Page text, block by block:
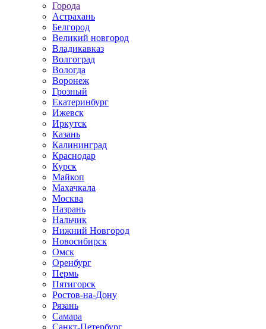
Города
Астрахань
Белгород
Великий новгород
Владикавказ
Волгоград
Вологда
Воронеж
Грозный
Екатеринбург
Ижевск
Иркутск
Казань
Калининград
Краснодар
Курск
Майкоп
Махачкала
Москва
Назрань
Нальчик
Нижний Новгород
Новосибирск
Омск
Оренбург
Пермь
Пятигорск
Ростов-на-Дону
Рязань
Самара
Санкт-Петербург